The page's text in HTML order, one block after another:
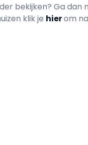
bekijken? Ga dan
klik je hierom